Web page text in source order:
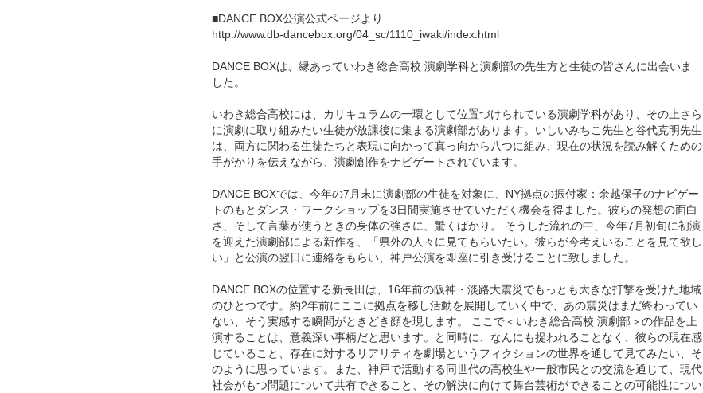
■DANCE BOX公演公式ページより
http://www.db-dancebox.org/04_sc/1110_iwaki/index.html
DANCE BOXは、縁あっていわき総合高校 演劇学科と演劇部の先生方と生徒の皆さんに出会いま
した。
いわき総合高校には、カリキュラムの一環として位置づけられている演劇学科があり、その上さら
に演劇に取り組みたい生徒が放課後に集まる演劇部があります。いしいみちこ先生と谷代克明先生
は、両方に関わる生徒たちと表現に向かって真っ向から八つに組み、現在の状況を読み解くための
手がかりを伝えながら、演劇創作をナビゲートされています。
DANCE BOXでは、今年の7月末に演劇部の生徒を対象に、NY拠点の振付家：余越保子のナビゲー
トのもとダンス・ワークショップを3日間実施させていただく機会を得ました。彼らの発想の面白
さ、そして言葉が使うときの身体の強さに、驚くばかり。 そうした流れの中、今年7月初旬に初演
を迎えた演劇部による新作を、「県外の人々に見てもらいたい。彼らが今考えいることを見て欲し
い」と公演の翌日に連絡をもらい、神戸公演を即座に引き受けることに致しました。
DANCE BOXの位置する新長田は、16年前の阪神・淡路大震災でもっとも大きな打撃を受けた地域
のひとつです。約2年前にここに拠点を移し活動を展開していく中で、あの震災はまだ終わってい
ない、そう実感する瞬間がときどき顔を現します。 ここで＜いわき総合高校 演劇部＞の作品を上
演することは、意義深い事柄だと思います。と同時に、なんにも捉われることなく、彼らの現在感
じていること、存在に対するリアリティを劇場というフィクションの世界を通して見てみたい、そ
のように思っています。また、神戸で活動する同世代の高校生や一般市民との交流を通じて、現代
社会がもつ問題について共有できること、その解決に向けて舞台芸術ができることの可能性につい